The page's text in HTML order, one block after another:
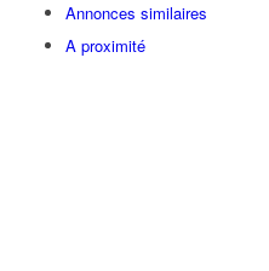
Annonces similaires
A proximité